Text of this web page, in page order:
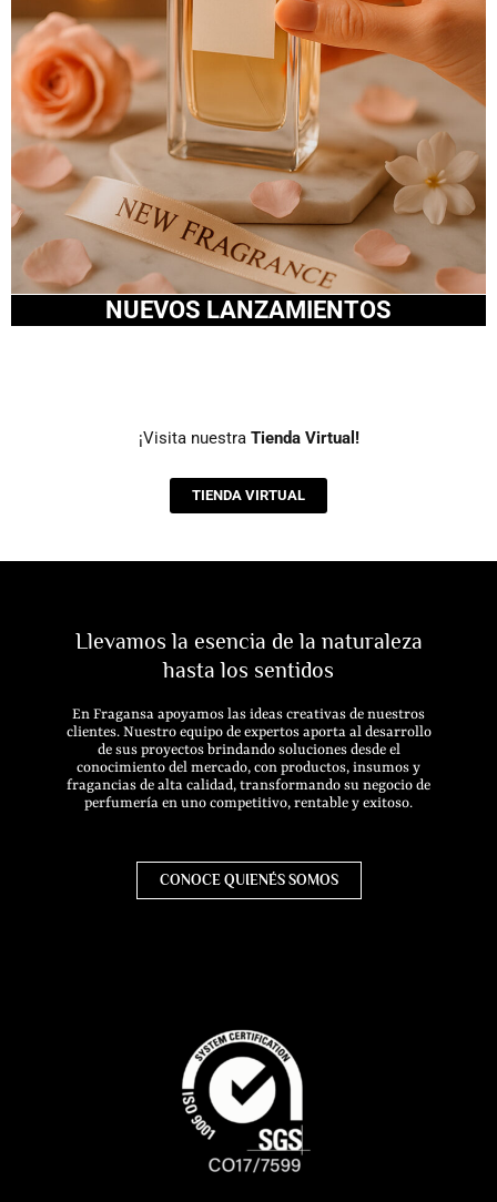
NUEVOS LANZAMIENTOS
¡Visita nuestra Tienda Virtual!
TIENDA VIRTUAL
Llevamos la esencia de la naturaleza
hasta los sentidos
En Fragansa apoyamos las ideas creativas de nuestros
clientes. Nuestro equipo de expertos aporta al desarrollo
de sus proyectos brindando soluciones desde el
conocimiento del mercado, con productos, insumos y
fragancias de alta calidad, transformando su negocio de
perfumería en uno competitivo, rentable y exitoso.
CONOCE QUIENÉS SOMOS